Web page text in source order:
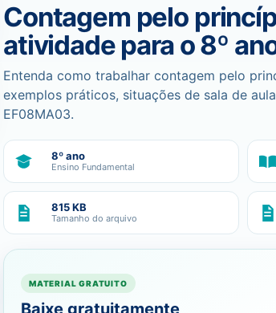
Contagem pelo
atividade para o 8º
Entenda como trabalhar contagem pelo
exemplos práticos, situações de sala de
EF08MA03.
8º ano
Ensino Fundamental
815 KB
Tamanho do arquivo
MATERIAL GRATUITO
Baixe gratuitamente